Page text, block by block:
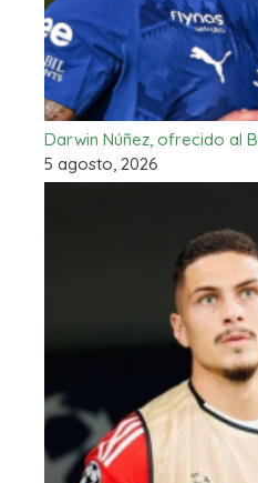
Darwin Núñez, ofrecido al
5 agosto, 2026